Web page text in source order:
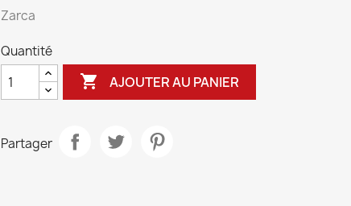
Zarca
Quantité
 AJOUTER AU PANIER
Partager